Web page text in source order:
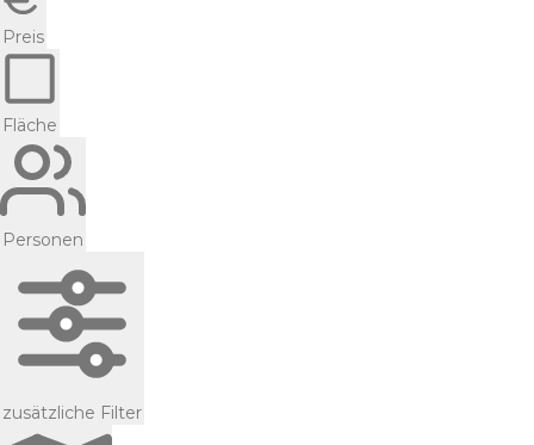
Preis
Fläche
Personen
zusätzliche Filter